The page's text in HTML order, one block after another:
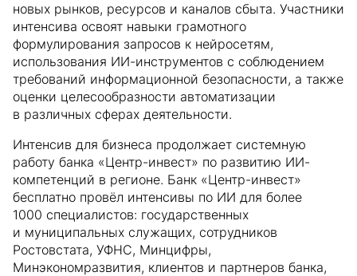
новых рынков, ресурсов и каналов сбыта. Участники
интенсива освоят навыки грамотного
формулирования запросов к нейросетям,
использования ИИ-инструментов с соблюдением
требований информационной безопасности, а также
оценки целесообразности автоматизации
в различных сферах деятельности.
Интенсив для бизнеса продолжает системную
работу банка «Центр-инвест» по развитию ИИ-
компетенций в регионе. Банк «Центр-инвест»
бесплатно провёл интенсивы по ИИ для более
1000 специалистов: государственных
и муниципальных служащих, сотрудников
Ростовстата, УФНС, Минцифры,
Минэкономразвития, клиентов и партнеров банка,